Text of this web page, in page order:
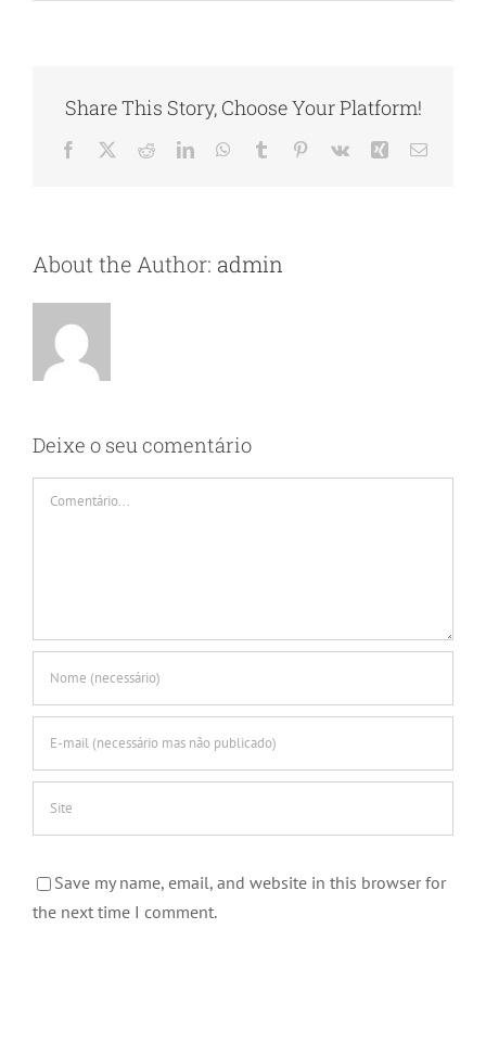
Share This Story, Choose Your Platform!
Facebook RedditLinkedInWhatsApp
Tumblr Pinterest
Vk Xing Email
About the Author: admin
Deixe o seu comentário
Comment
Save my name, email, and website in this browser for
the next time I comment.